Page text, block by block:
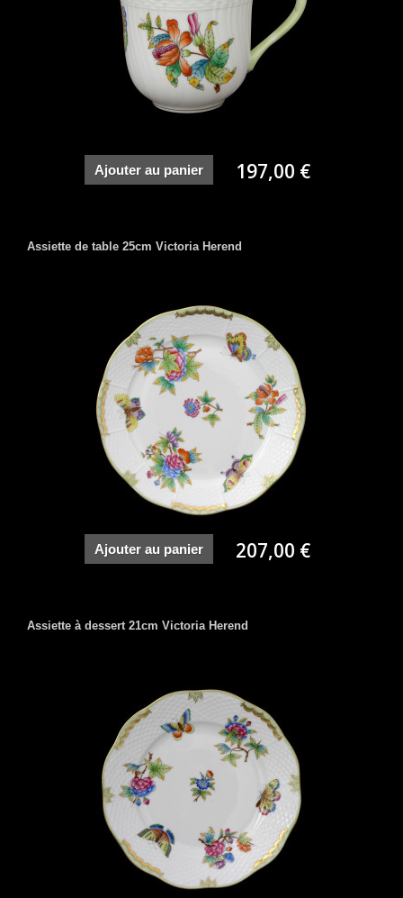
Ajouter au panier 197,00 €
Assiette de table 25cm Victoria Herend
Ajouter au panier 207,00 €
Assiette à dessert 21cm Victoria Herend